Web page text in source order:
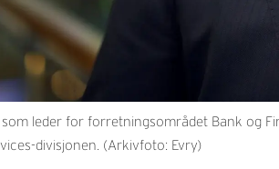
som leder for forretningsområdet Bank og
divisjonen. (Arkivfoto: Evry)